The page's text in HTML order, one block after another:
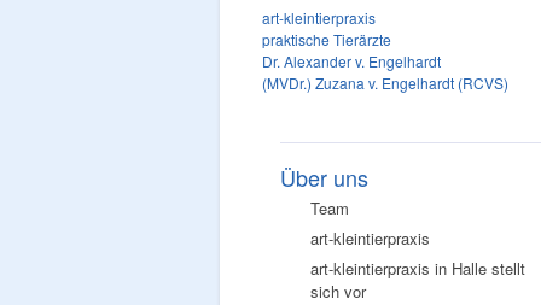
art-kleintierpraxis
praktische Tierärzte
Dr. Alexander v. Engelhardt
(MVDr.) Zuzana v. Engelhardt (RCVS)
Über uns
Team
art-kleintierpraxis
art-kleintierpraxis in Halle stellt
sich vor